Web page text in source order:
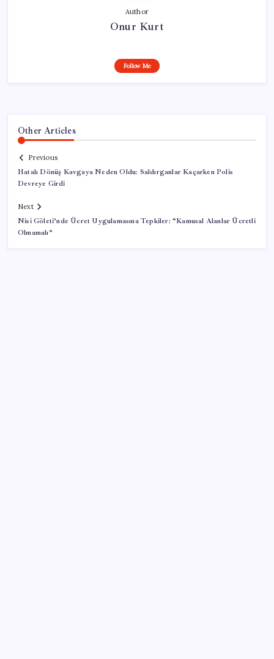
Author
Onur Kurt
Follow Me
Other Articles
Previous
Hatalı Dönüş Kavgaya Neden Oldu: Saldırganlar Kaçarken Polis
Devreye Girdi
Next
Nisi Göleti’nde Ücret Uygulamasına Tepkiler: “Kamusal Alanlar Ücretli
Olmamalı”